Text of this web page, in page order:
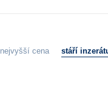
nejvyšší cena stáří